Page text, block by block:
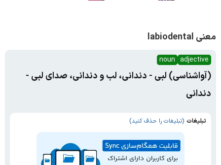
معنی labiodental
adjective
noun
(آواشناسی) لبی - دندانی، لب و دندانی، صدای لبی -
دندانی
تبلیغات (تبلیغات را حذف کنید)